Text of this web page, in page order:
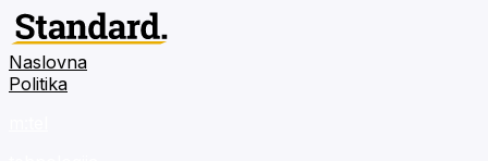
Naslovna
Politika